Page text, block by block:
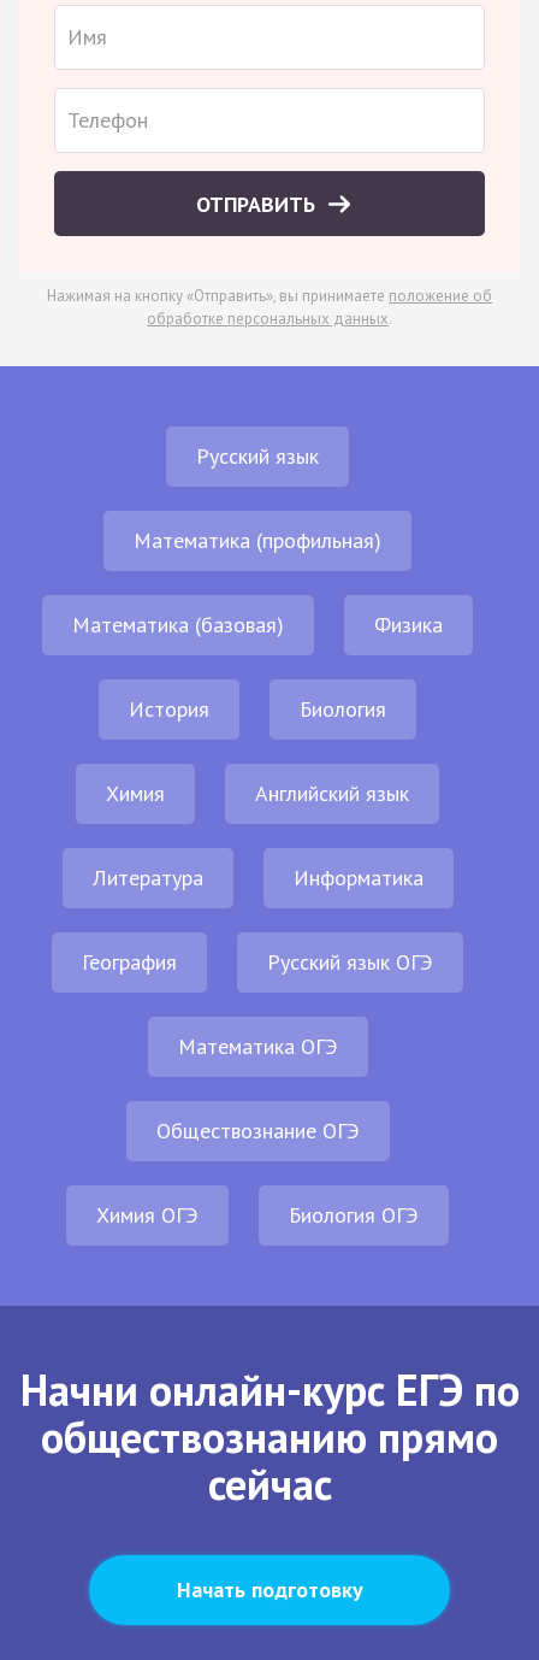
ОТПРАВИТЬ
Нажимая на кнопку «Отправить», вы принимаете положение об
обработке персональных данных.
Русский язык
Математика (профильная)
Математика (базовая) Физика
История Биология
Химия Английский язык
Литература Информатика
География Русский язык ОГЭ
Математика ОГЭ
Обществознание ОГЭ
Химия ОГЭ Биология ОГЭ
Начни онлайн-курс ЕГЭ по
обществознанию прямо
сейчас
Начать подготовку